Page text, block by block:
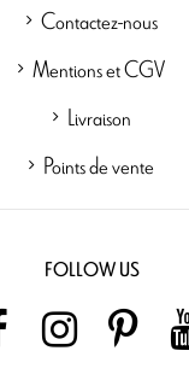
Contactez-nous
Mentions et CGV
Livraison
Points de vente
FOLLOW US